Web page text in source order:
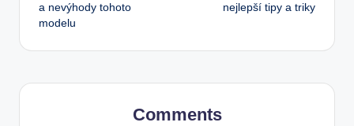
a nevýhody tohoto
modelu
nejlepší tipy a triky
Comments